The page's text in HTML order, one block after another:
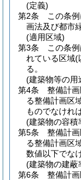
(定義)
第2条
この条
画法及び都市
(適用区域)
第3条
この条例
れている区域(
る。
(建築物等の用
第4条
整備計画
る整備計画区
ものでなけれ
(建築物の容積
第5条
整備計画
る整備計画区
数値以下でな
(建築物の建蔽
第6条
整備計画